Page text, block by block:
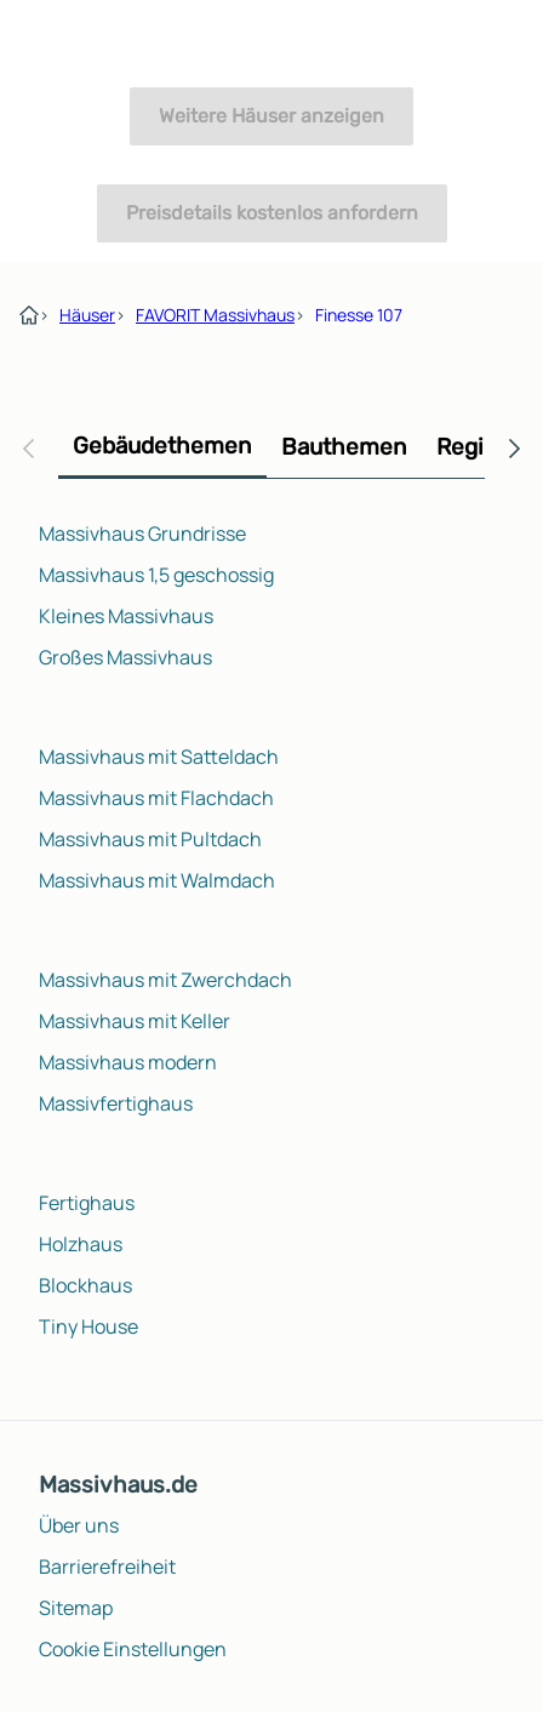
Weitere Häuser anzeigen
Preisdetails kostenlos anfordern
› Häuser› FAVORIT Massivhaus› Finesse 107
Gebäudethemen Bauthemen
Massivhaus Grundrisse
Massivhaus 1,5 geschossig
Kleines Massivhaus
Großes Massivhaus
Massivhaus mit Satteldach
Massivhaus mit Flachdach
Massivhaus mit Pultdach
Massivhaus mit Walmdach
Massivhaus mit Zwerchdach
Massivhaus mit Keller
Massivhaus modern
Massivfertighaus
Fertighaus
Holzhaus
Blockhaus
Tiny House
Massivhaus.de
Über uns
Barrierefreiheit
Sitemap
Cookie Einstellungen